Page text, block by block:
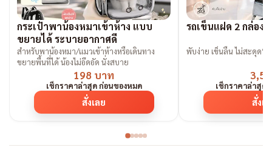
กระเป๋าพาน้องหมาเข้าห้าง แบบ
ขยายได้ ระบายอากาศดี
สำหรับพาน้องหมา/แมวเข้าห้างหรือเดินทาง
ขยายพื้นที่ได้ น้องไม่อึดอัด นั่งสบาย
198 บาท
เช็กราคาล่าสุด ก่อนของหมด
สั่งเลย
รถเข็นแฝด 2 กล่อง
พับง่าย เข็นลื่น ไม่สะดุด“ต้
เช็กราคาล่าสุด
สั่งเ